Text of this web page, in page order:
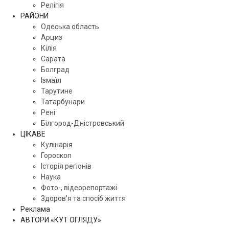
Релігія
РАЙОНИ
Одеська область
Арциз
Кілія
Сарата
Болград
Ізмаїл
Тарутине
Татарбунари
Рені
Білгород-Дністровський
ЦІКАВЕ
Кулінарія
Гороскоп
Історія регіонів
Наука
Фото-, відеорепортажі
Здоров’я та спосіб життя
Реклама
АВТОРИ «КУТ ОГЛЯДУ»